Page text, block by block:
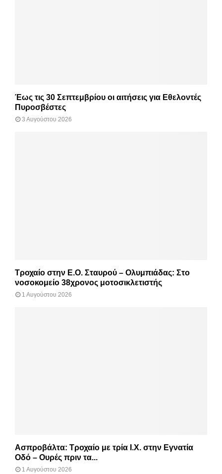
Έως τις 30 Σεπτεμβρίου οι αιτήσεις για Εθελοντές
Πυροσβέστες
3 Αυγούστου 2026
Τροχαίο στην Ε.Ο. Σταυρού – Ολυμπιάδας: Στο
νοσοκομείο 38χρονος μοτοσικλετιστής
1 Αυγούστου 2026
Ασπροβάλτα: Τροχαίο με τρία Ι.Χ. στην Εγνατία
Οδό – Ουρές πριν τα...
1 Αυγούστου 2026